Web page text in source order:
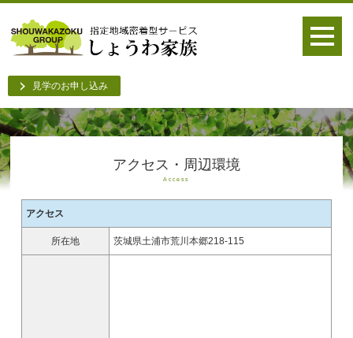
見学のお申し込み
アクセス・周辺環境
Access
アクセス
所在地 茨城県土浦市荒川本郷218-115